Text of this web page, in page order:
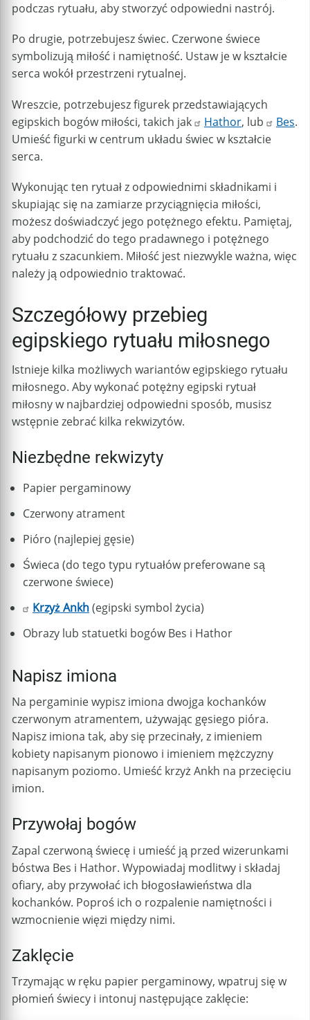
podczas rytuału, aby stworzyć odpowiedni nastrój.
Po drugie, potrzebujesz świec. Czerwone świece
symbolizują miłość i namiętność. Ustaw je w kształcie
serca wokół przestrzeni rytualnej.
Wreszcie, potrzebujesz figurek przedstawiających
egipskich bogów miłości, takich jak
Hathor, lub Bes.
Umieść figurki w centrum układu świec w kształcie
serca.
Wykonując ten rytuał z odpowiednimi składnikami i
skupiając się na zamiarze przyciągnięcia miłości,
możesz doświadczyć jego potężnego efektu. Pamiętaj,
aby podchodzić do tego pradawnego i potężnego
rytuału z szacunkiem. Miłość jest niezwykle ważna, więc
należy ją odpowiednio traktować.
Szczegółowy przebieg
egipskiego rytuału miłosnego
Istnieje kilka możliwych wariantów egipskiego rytuału
miłosnego. Aby wykonać potężny egipski rytuał
miłosny w najbardziej odpowiedni sposób, musisz
wstępnie zebrać kilka rekwizytów.
Niezbędne rekwizyty
Papier pergaminowy
Czerwony atrament
Pióro (najlepiej gęsie)
Świeca (do tego typu rytuałów preferowane są
czerwone świece)
Krzyż Ankh(egipski symbol życia)
Obrazy lub statuetki bogów Bes i Hathor
Napisz imiona
Na pergaminie wypisz imiona dwojga kochanków
czerwonym atramentem, używając gęsiego pióra.
Napisz imiona tak, aby się przecinały, z imieniem
kobiety napisanym pionowo i imieniem mężczyzny
napisanym poziomo. Umieść krzyż Ankh na przecięciu
imion.
Przywołaj bogów
Zapal czerwoną świecę i umieść ją przed wizerunkami
bóstwa Bes i Hathor. Wypowiadaj modlitwy i składaj
ofiary, aby przywołać ich błogosławieństwa dla
kochanków. Poproś ich o rozpalenie namiętności i
wzmocnienie więzi między nimi.
Zaklęcie
Trzymając w ręku papier pergaminowy, wpatruj się w
płomień świecy i intonuj następujące zaklęcie: